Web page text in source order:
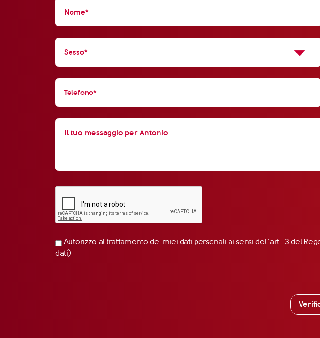
Autorizzo al trattamento dei miei dati personali ai sensi dell’art. 13 del
dati)